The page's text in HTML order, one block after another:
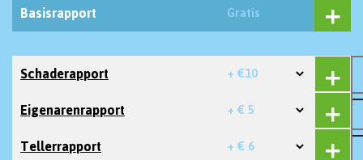
Basisrapport Gratis
Schaderapport + €10
Eigenarenrapport + € 5
Tellerrapport + € 6